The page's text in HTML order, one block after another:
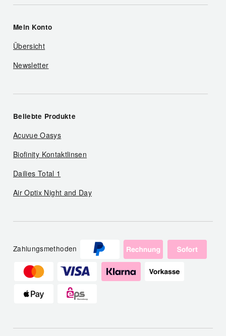
Mein Konto
Übersicht
Newsletter
Beliebte Produkte
Acuvue Oasys
Biofinity Kontaktlinsen
Dailies Total 1
Air Optix Night and Day
Zahlungsmethoden